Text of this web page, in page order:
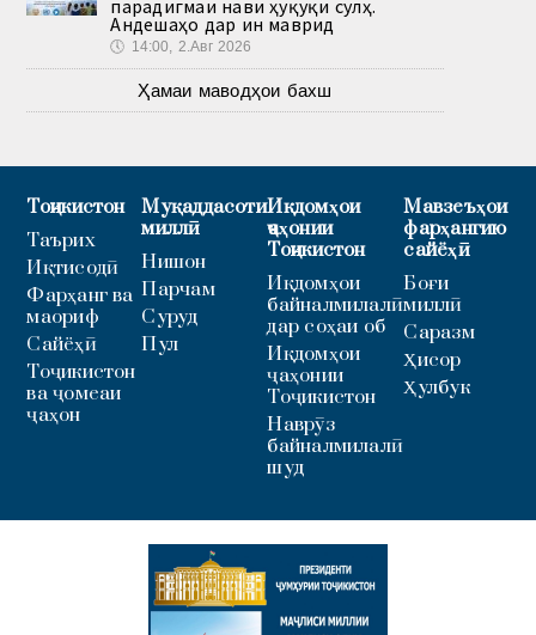
парадигмаи нави ҳуқуқи сулҳ.
Андешаҳо дар ин маврид
🕔 14:00, 2.Авг 2026
Ҳамаи маводҳои бахш
Тоҷикистон
Таърих
Иқтисодӣ
Фарҳанг ва
маориф
Сайёҳӣ
Тоҷикистон
ва ҷомеаи
ҷаҳон
Муқаддасоти
миллӣ
Нишон
Парчам
Суруд
Пул
Иқдомҳои
ҷаҳонии
Тоҷикистон
Иқдомҳои
байналмилалӣ
дар соҳаи об
Иқдомҳои
ҷаҳонии
Тоҷикистон
Наврӯз
байналмилалӣ
шуд
Мавзеъҳои
фарҳангию
сайёҳӣ
Боғи
миллӣ
Саразм
Ҳисор
Ҳулбук